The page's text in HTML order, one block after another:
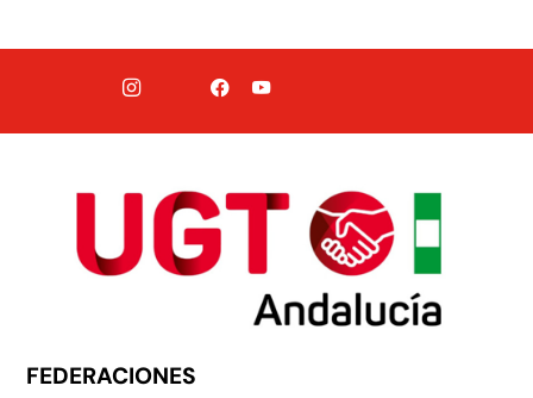
FEDERACIONES